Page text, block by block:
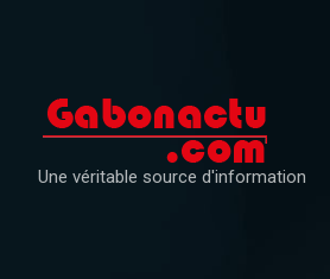
Une véritable source d'information